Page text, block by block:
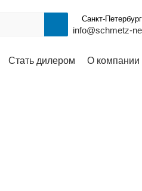
Санкт-Петербург
info@schmetz-
Стать дилером О компании